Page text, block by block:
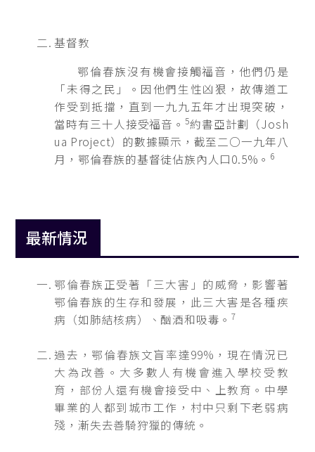
基督教
鄂倫春族沒有機會接觸福音，他們仍是
「未得之民」。因他們生性凶狠，故傳道工
作受到抵擋，直到一九九五年才出現突破，
當時有三十人接受福音。5約書亞計劃（Josh
ua Project）的數據顯示，截至二○一九年八
月，鄂倫春族的基督徒佔族內人口0.5%。 6
最新情況
鄂倫春族正受著「三大害」的威脅，影響著
鄂倫春族的生存和發展，此三大害是各種疾
病（如肺結核病）、酗酒和吸毒。7
過去，鄂倫春族文盲率達99%，現在情況已
大為改善。大多數人有機會進入學校受教
育，部份人還有機會接受中、上教育。中學
畢業的人都到城市工作，村中只剩下老弱病
殘，漸失去善騎狩獵的傳統。